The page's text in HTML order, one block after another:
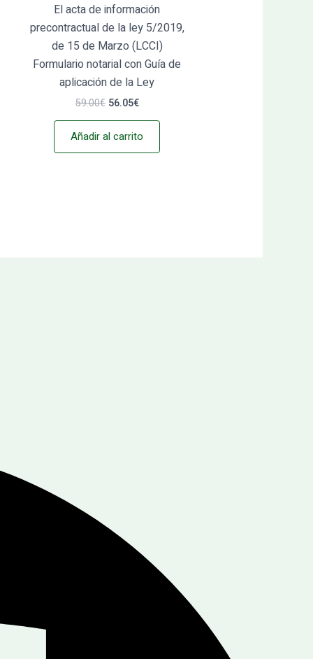
El acta de información
precontractual de la ley 5/2019,
de 15 de Marzo (LCCI)
Formulario notarial con Guía de
aplicación de la Ley
59.00€ 56.05€
Añadir al carrito